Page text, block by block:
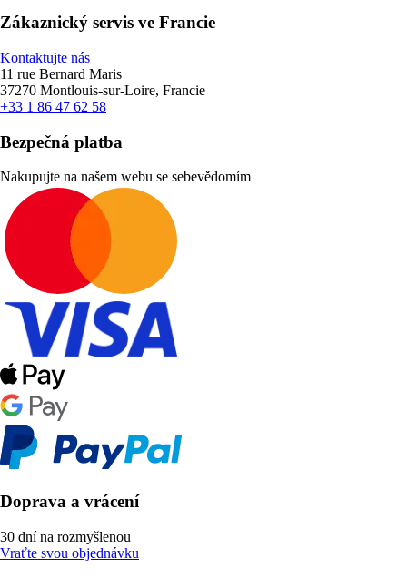
Zákaznický servis ve Francie
Kontaktujte nás
11 rue Bernard Maris
37270 Montlouis-sur-Loire, Francie
+33 1 86 47 62 58
Bezpečná platba
Nakupujte na našem webu se sebevědomím
Doprava a vrácení
30 dní na rozmyšlenou
Vraťte svou objednávku